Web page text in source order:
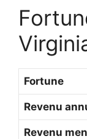
Fortune
Revenu
Revenu